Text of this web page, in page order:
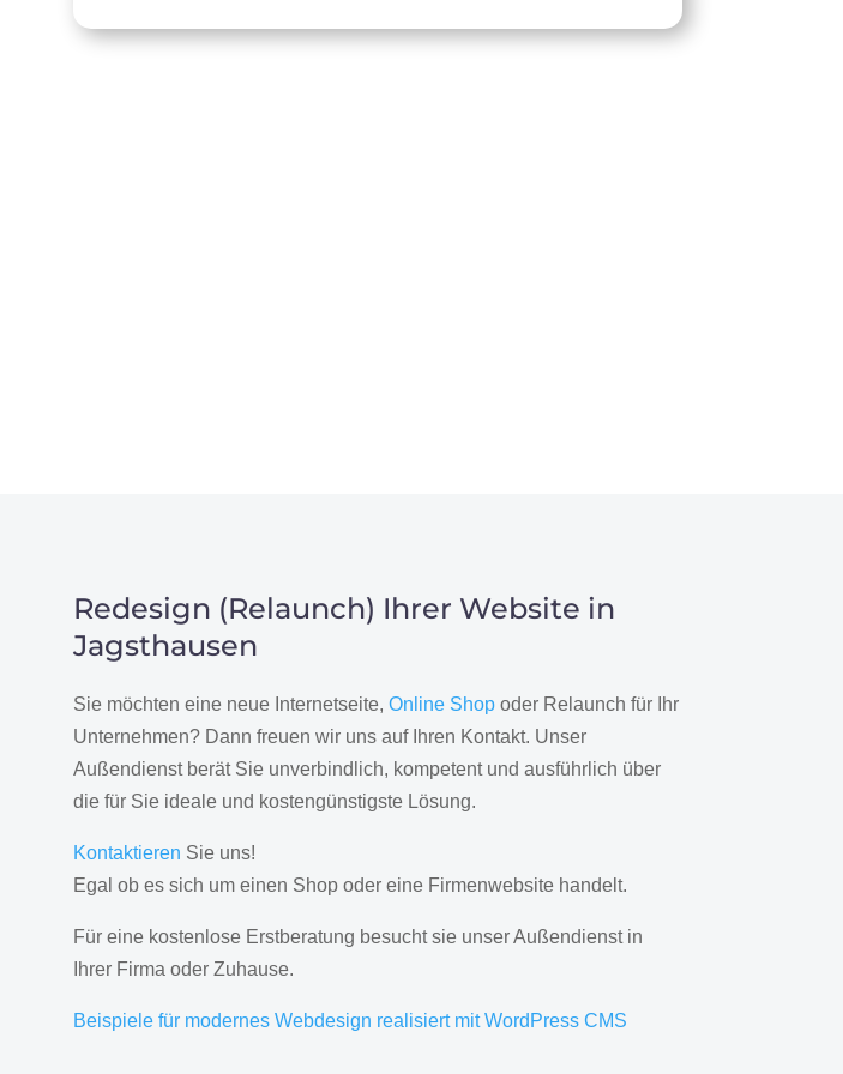
Redesign (Relaunch) Ihrer Website in
Jagsthausen
Sie möchten eine neue Internetseite, Online Shopoder Relaunch für Ihr
Unternehmen? Dann freuen wir uns auf Ihren Kontakt. Unser
Außendienst berät Sie unverbindlich, kompetent und ausführlich über
die für Sie ideale und kostengünstigste Lösung.
Kontaktieren Sie uns!
Egal ob es sich um einen Shop oder eine Firmenwebsite handelt.
Für eine kostenlose Erstberatung besucht sie unser Außendienst in
Ihrer Firma oder Zuhause.
Beispiele für modernes Webdesign realisiert mit WordPress CMS